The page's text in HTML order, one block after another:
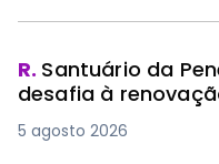
R. Santuário da
desafia à
5 agosto 2026